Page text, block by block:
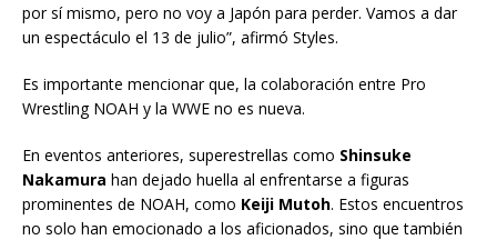
por sí mismo, pero no voy a Japón para perder. Vamos a dar
un espectáculo el 13 de julio”, afirmó Styles.
Es importante mencionar que, la colaboración entre Pro
Wrestling NOAH y la WWE no es nueva.
En eventos anteriores, superestrellas como Shinsuke
Nakamura han dejado huella al enfrentarse a figuras
prominentes de NOAH, como Keiji Mutoh. Estos encuentros
no solo han emocionado a los aficionados, sino que también